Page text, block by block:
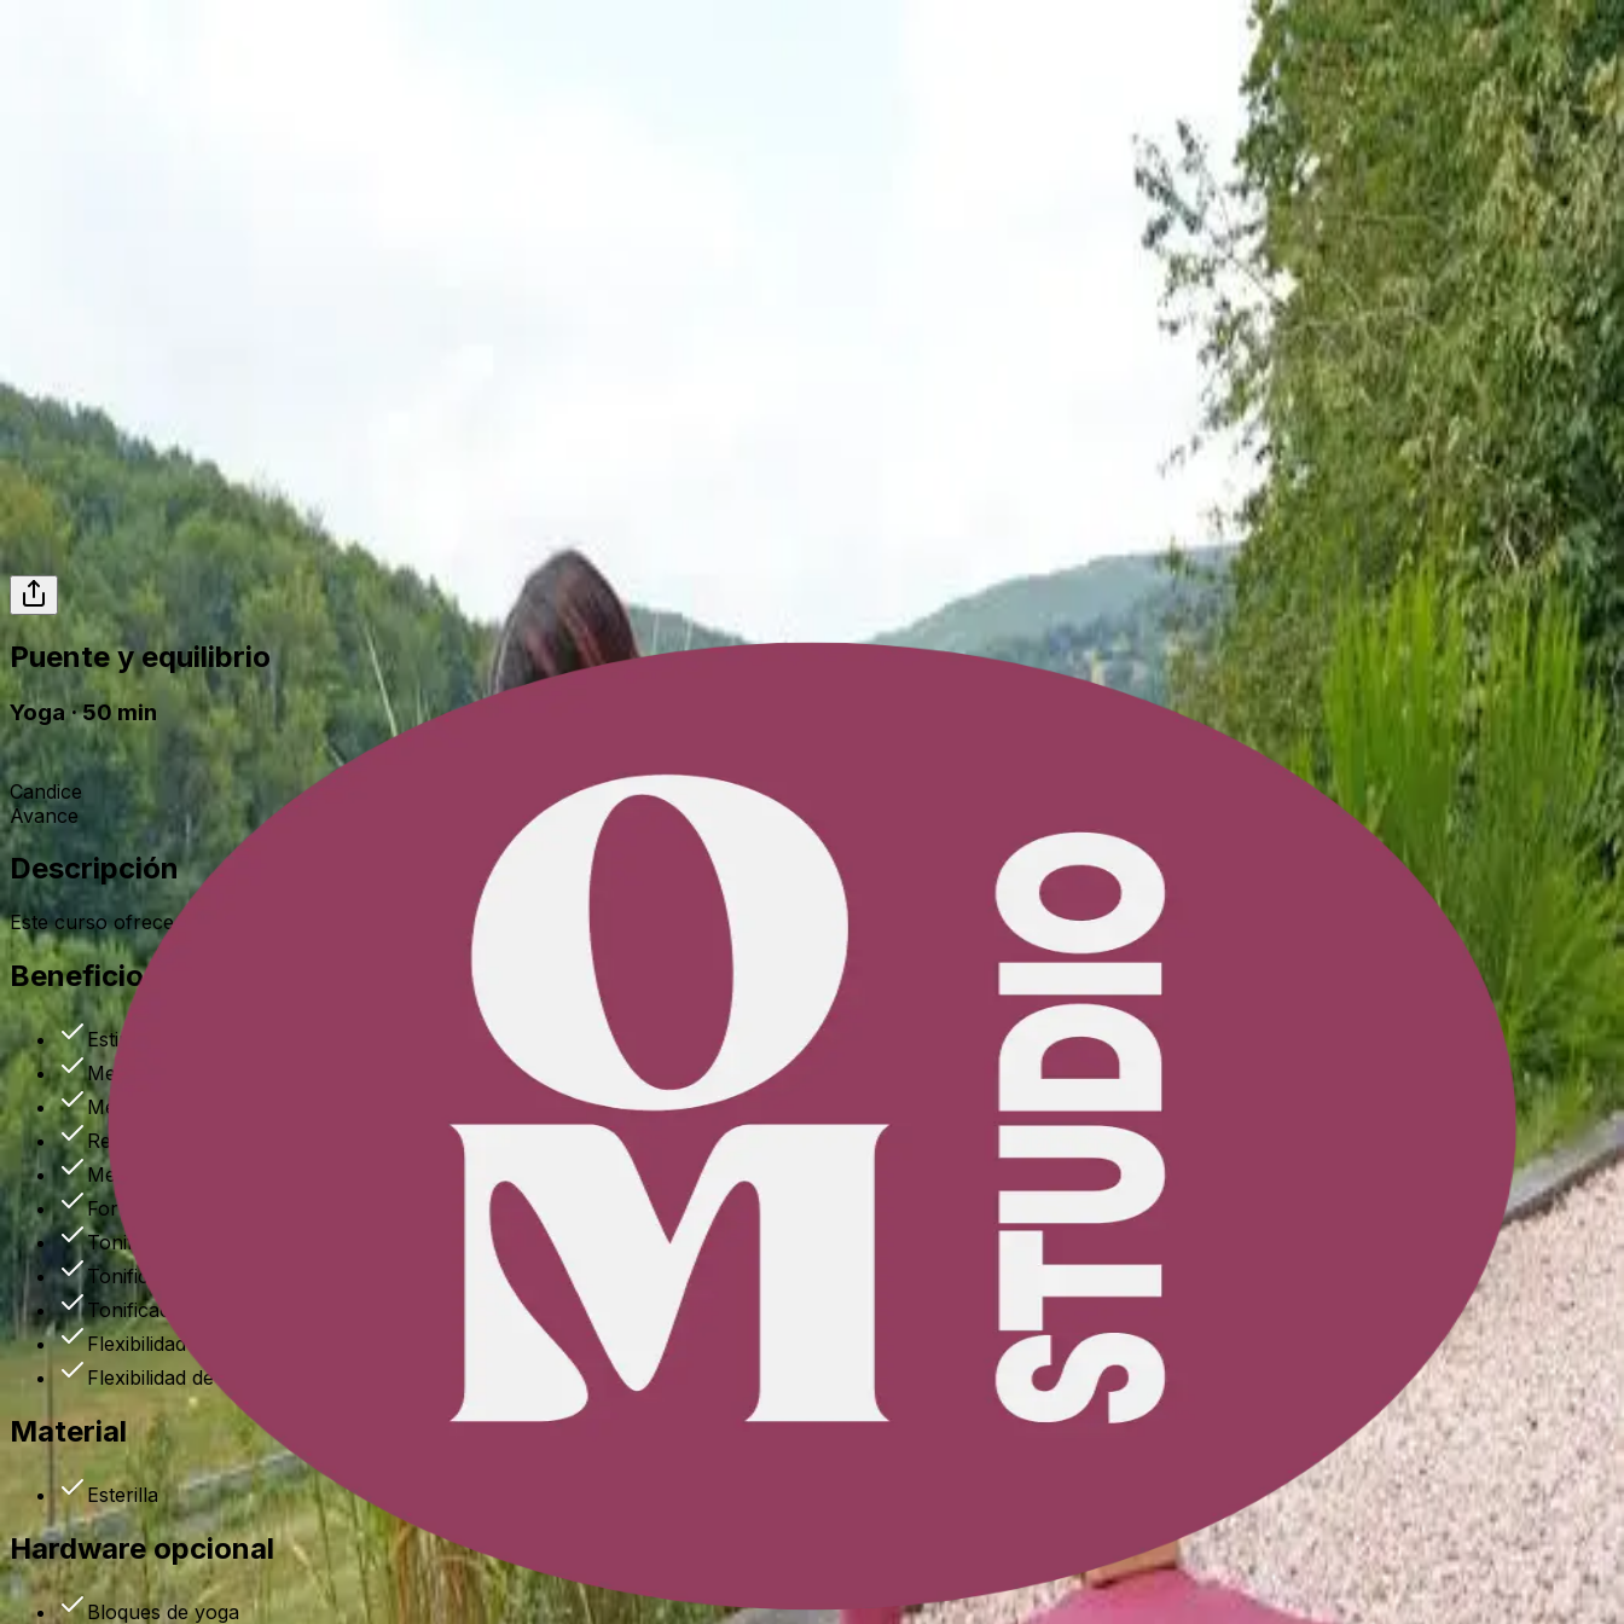
Toggle theme
Puente y equilibrio
Yoga·50 min
Candice
Avance
Descripción
Este curso ofrece una fusión energética de Pilates y Yoga dinámico. Sumérgete en una sesión desafiante.
Beneficios
Estimulación del metabolismo
Mejora de la respiración
Mejora de la postura
Resistencia muscular
Mejora de la coordinación
Fortalecimiento del suelo pélvico
Tonificación de piernas
Tonificación de brazos
Tonificación del torso
Flexibilidad de cadera
Flexibilidad de piernas
Material
Esterilla
Hardware opcional
Bloques de yoga